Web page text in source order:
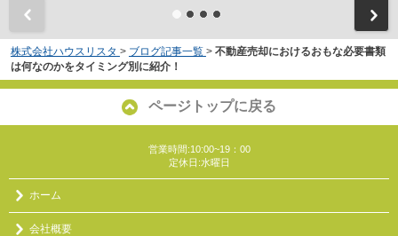
株式会社ハウスリスタ > ブログ記事一覧 > 不動産売却におけるおもな必要書類
は何なのかをタイミング別に紹介！
ページトップに戻る
営業時間:10:00~19：00
定休日:水曜日
ホーム
会社概要